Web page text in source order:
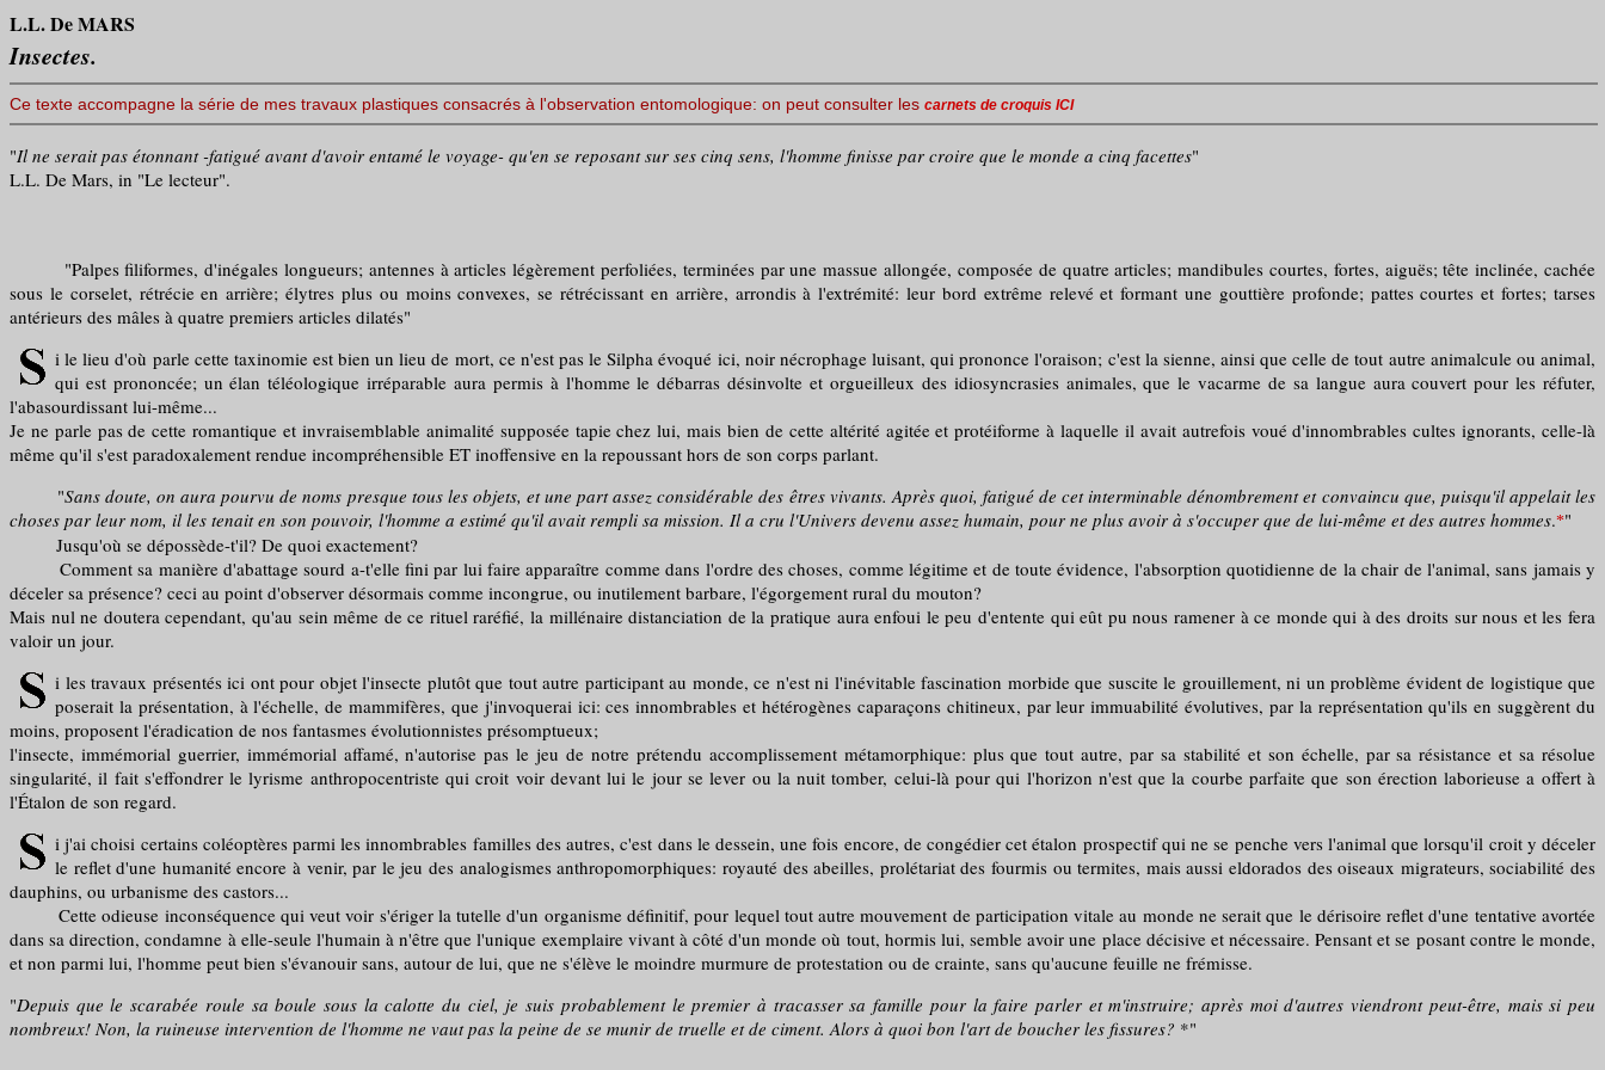
L.L. De MARS
Insectes.
Ce texte accompagne la série de mes travaux plastiques consacrés à l'observation entomologique: on peut consulter les carnets de croquis ICI
"Il ne serait pas étonnant -fatigué avant d'avoir entamé le voyage- qu'en se reposant sur ses cinq sens, l'homme finisse par croire que le monde a cinq facettes"
L.L. De Mars, in "Le lecteur".
"Palpes filiformes, d'inégales longueurs; antennes à articles légèrement perfoliées, terminées par une massue allongée, composée de quatre articles; mandibules courtes, fortes, aiguës; tête inclinée, cachée
sous le corselet, rétrécie en arrière; élytres plus ou moins convexes, se rétrécissant en arrière, arrondis à l'extrémité: leur bord extrême relevé et formant une gouttière profonde; pattes courtes et fortes; tarses
antérieurs des mâles à quatre premiers articles dilatés"
i le lieu d'où parle cette taxinomie est bien un lieu de mort, ce n'est pas le Silpha évoqué ici, noir nécrophage luisant, qui prononce l'oraison; c'est la sienne, ainsi que celle de tout autre animalcule ou animal,
qui est prononcée; un élan téléologique irréparable aura permis à l'homme le débarras désinvolte et orgueilleux des idiosyncrasies animales, que le vacarme de sa langue aura couvert pour les réfuter,
l'abasourdissant lui-même...
Je ne parle pas de cette romantique et invraisemblable animalité supposée tapie chez lui, mais bien de cette altérité agitée et protéiforme à laquelle il avait autrefois voué d'innombrables cultes ignorants, celle-là
même qu'il s'est paradoxalement rendue incompréhensible ET inoffensive en la repoussant hors de son corps parlant.
"Sans doute, on aura pourvu de noms presque tous les objets, et une part assez considérable des êtres vivants. Après quoi, fatigué de cet interminable dénombrement et convaincu que, puisqu'il appelait les
choses par leur nom, il les tenait en son pouvoir, l'homme a estimé qu'il avait rempli sa mission. Il a cru l'Univers devenu assez humain, pour ne plus avoir à s'occuper que de lui-même et des autres hommes.*"
Jusqu'où se dépossède-t'il? De quoi exactement?
Comment sa manière d'abattage sourd a-t'elle fini par lui faire apparaître comme dans l'ordre des choses, comme légitime et de toute évidence, l'absorption quotidienne de la chair de l'animal, sans jamais y
déceler sa présence? ceci au point d'observer désormais comme incongrue, ou inutilement barbare, l'égorgement rural du mouton?
Mais nul ne doutera cependant, qu'au sein même de ce rituel raréfié, la millénaire distanciation de la pratique aura enfoui le peu d'entente qui eût pu nous ramener à ce monde qui à des droits sur nous et les fera
valoir un jour.
i les travaux présentés ici ont pour objet l'insecte plutôt que tout autre participant au monde, ce n'est ni l'inévitable fascination morbide que suscite le grouillement, ni un problème évident de logistique que
poserait la présentation, à l'échelle, de mammifères, que j'invoquerai ici: ces innombrables et hétérogènes caparaçons chitineux, par leur immuabilité évolutives, par la représentation qu'ils en suggèrent du
moins, proposent l'éradication de nos fantasmes évolutionnistes présomptueux;
l'insecte, immémorial guerrier, immémorial affamé, n'autorise pas le jeu de notre prétendu accomplissement métamorphique: plus que tout autre, par sa stabilité et son échelle, par sa résistance et sa résolue
singularité, il fait s'effondrer le lyrisme anthropocentriste qui croit voir devant lui le jour se lever ou la nuit tomber, celui-là pour qui l'horizon n'est que la courbe parfaite que son érection laborieuse a offert à
l'Étalon de son regard.
i j'ai choisi certains coléoptères parmi les innombrables familles des autres, c'est dans le dessein, une fois encore, de congédier cet étalon prospectif qui ne se penche vers l'animal que lorsqu'il croit y déceler
le reflet d'une humanité encore à venir, par le jeu des analogismes anthropomorphiques: royauté des abeilles, prolétariat des fourmis ou termites, mais aussi eldorados des oiseaux migrateurs, sociabilité des
dauphins, ou urbanisme des castors...
Cette odieuse inconséquence qui veut voir s'ériger la tutelle d'un organisme définitif, pour lequel tout autre mouvement de participation vitale au monde ne serait que le dérisoire reflet d'une tentative avortée
dans sa direction, condamne à elle-seule l'humain à n'être que l'unique exemplaire vivant à côté d'un monde où tout, hormis lui, semble avoir une place décisive et nécessaire. Pensant et se posant contre le monde,
et non parmi lui, l'homme peut bien s'évanouir sans, autour de lui, que ne s'élève le moindre murmure de protestation ou de crainte, sans qu'aucune feuille ne frémisse.
"Depuis que le scarabée roule sa boule sous la calotte du ciel, je suis probablement le premier à tracasser sa famille pour la faire parler et m'instruire; après moi d'autres viendront peut-être, mais si peu
nombreux! Non, la ruineuse intervention de l'homme ne vaut pas la peine de se munir de truelle et de ciment. Alors à quoi bon l'art de boucher les fissures? *"